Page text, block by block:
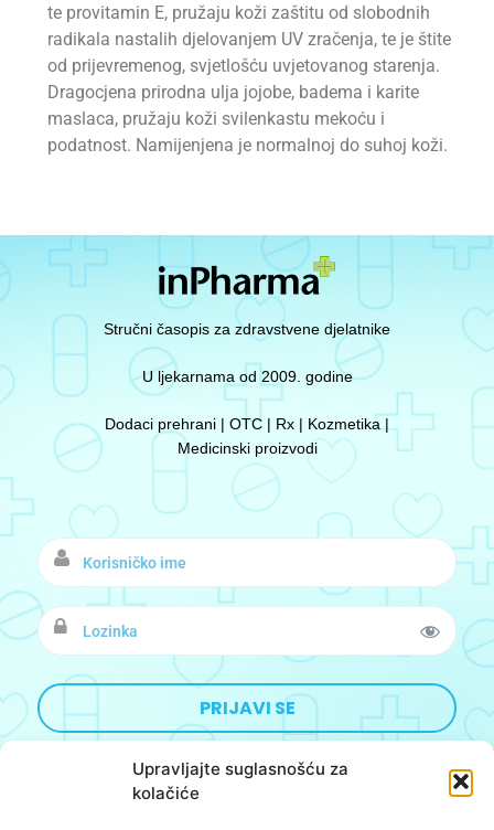
Upravljajte suglasnošću za
kolačiće
te provitamin E, pružaju koži zaštitu od slobodnih
radikala nastalih djelovanjem UV zračenja, te je štite
od prijevremenog, svjetlošću uvjetovanog starenja.
Dragocjena prirodna ulja jojobe, badema i karite
maslaca, pružaju koži svilenkastu mekoću i
podatnost. Namijenjena je normalnoj do suhoj koži.
Stručni časopis za zdravstvene djelatnike
U ljekarnama od 2009. godine
Dodaci prehrani | OTC | Rx | Kozmetika |
Medicinski proizvodi